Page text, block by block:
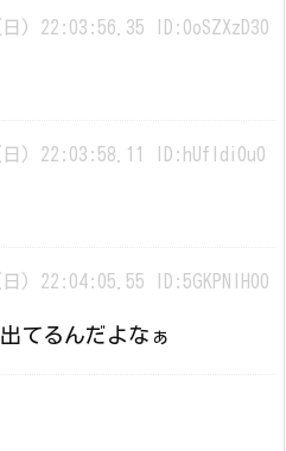
) 22:03:56.35 ID:0oSZXzD30
日) 22:03:58.11 ID:hUfldi0u0
) 22:04:05.55 ID:5GKPNlH00
てるんだよなぁ